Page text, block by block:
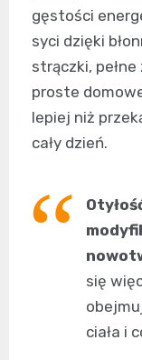
gęstości
syci dzięki
strączki,
proste
lepiej niż
cały dzień.
się
ciała i